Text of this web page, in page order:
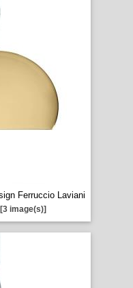
Ferruccio Laviani
[3 image(s)]